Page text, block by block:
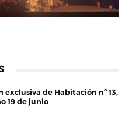
exclusiva de Habitación nº 13,
19 de junio